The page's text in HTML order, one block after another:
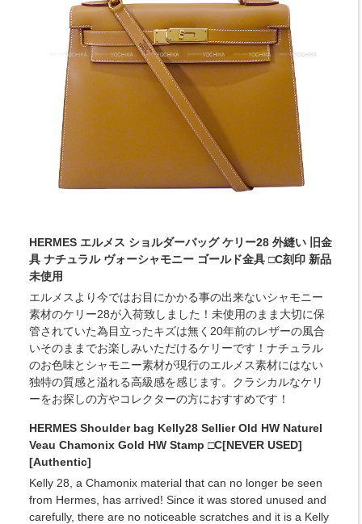
HERMES エルメス ショルダーバッグ ケリー28 外縫い 旧金
具 ナチュラル ヴォーシャモニー ゴールド金具 □C刻印 新品
未使用
エルメスより今ではお目にかかる事の出来ないシャモニー
素材のケリー28が入荷致しました！未使用のまま大切に保
管されていた為目立ったキズは無く20年前のレザーの風合
いそのままでお楽しみいただけるケリーです！ナチュラル
のお色味とシャモニー素材が現行のエルメス素材にはない
独特の質感と溢れる高級感を感じます。クラシカルなケリ
ーをお探しの方やコレクターの方におすすめです！
HERMES Shoulder bag Kelly28 Sellier Old HW Naturel
Veau Chamonix Gold HW Stamp □C[NEVER USED]
[Authentic]
Kelly 28, a Chamonix material that can no longer be seen
from Hermes, has arrived! Since it was stored unused and
carefully, there are no noticeable scratches and it is a Kelly